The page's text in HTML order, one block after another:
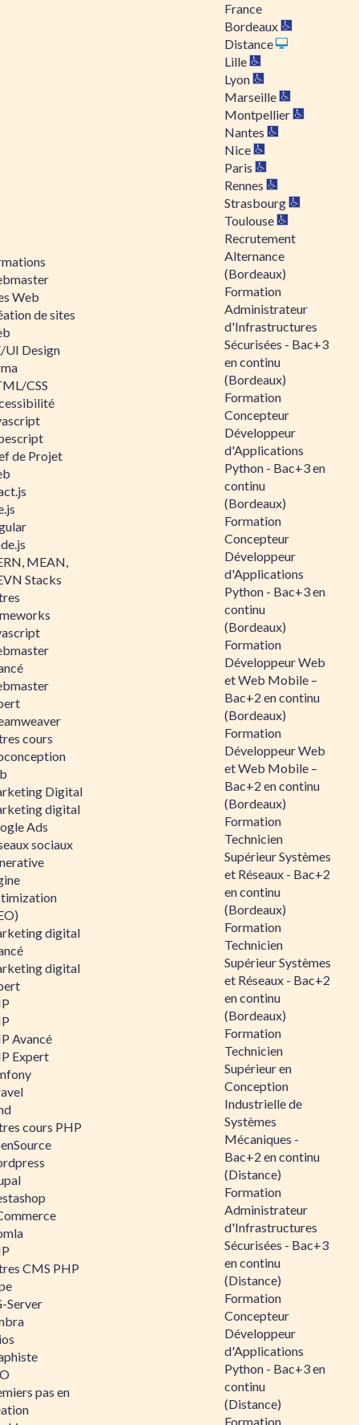
Web
de sites
UI Design
CSS
de Projet
MEAN,
Stacks
cours
Digital
digital
Ads
sociaux
digital
digital
Avancé
Expert
cours PHP
CMS PHP
Server
pas en
France
Bordeaux
Distance
Lille
Lyon
Marseille
Montpellier
Nantes
Nice
Paris
Rennes
Strasbourg
Toulouse
Recrutement
Alternance
(Bordeaux)
Formation
Administrateur
d'Infrastructures
Sécurisées - Bac+3
en continu
(Bordeaux)
Formation
Concepteur
Développeur
d'Applications
Python - Bac+3 en
continu
(Bordeaux)
Formation
Concepteur
Développeur
d'Applications
Python - Bac+3 en
continu
(Bordeaux)
Formation
Développeur Web
et Web Mobile –
Bac+2 en continu
(Bordeaux)
Formation
Développeur Web
et Web Mobile –
Bac+2 en continu
(Bordeaux)
Formation
Technicien
Supérieur Systèmes
et Réseaux - Bac+2
en continu
(Bordeaux)
Formation
Technicien
Supérieur Systèmes
et Réseaux - Bac+2
en continu
(Bordeaux)
Formation
Technicien
Supérieur en
Conception
Industrielle de
Systèmes
Mécaniques -
Bac+2 en continu
(Distance)
Formation
Administrateur
d'Infrastructures
Sécurisées - Bac+3
en continu
(Distance)
Formation
Concepteur
Développeur
d'Applications
Python - Bac+3 en
continu
(Distance)
Formation